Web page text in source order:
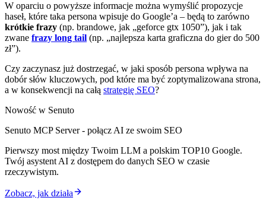
W oparciu o powyższe informacje można wymyślić propozycje
haseł, które taka persona wpisuje do Google’a – będą to zarówno
krótkie frazy (np. brandowe, jak „geforce gtx 1050”), jak i tak
zwane frazy long tail (np. „najlepsza karta graficzna do gier do 500
zł”).
Czy zaczynasz już dostrzegać, w jaki sposób persona wpływa na
dobór słów kluczowych, pod które ma być zoptymalizowana strona,
a w konsekwencji na całą strategię SEO?
Nowość w Senuto
Senuto MCP Server - połącz AI ze swoim SEO
Pierwszy most między Twoim LLM a polskim TOP10 Google.
Twój asystent AI z dostępem do danych SEO w czasie
rzeczywistym.
Zobacz, jak działa